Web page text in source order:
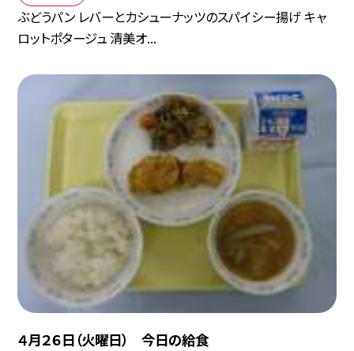
ぶどうパン レバーとカシューナッツのスパイシー揚げ キャ
ロットポタージュ 清美オ...
４月２６日（火曜日） 今日の給食